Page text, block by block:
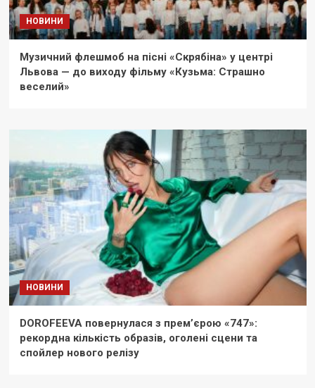
НОВИНИ
Музичний флешмоб на пісні «Скрябіна» у центрі
Львова — до виходу фільму «Кузьма: Страшно
веселий»
НОВИНИ
DOROFEEVA повернулася з прем’єрою «747»:
рекордна кількість образів, оголені сцени та
спойлер нового релізу